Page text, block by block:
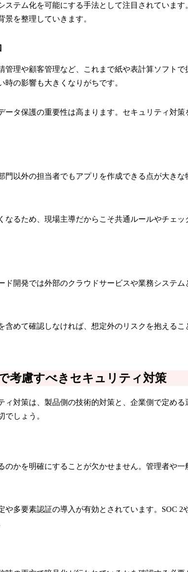
ステム化を可能にする手法として注目されていま
を整理していきます。
管理や顧客管理など、これまで紙や表計算ソフト
の影響も大きくなりがちです。
タ保護の重要性は高まります。セキュリティ対
門以外の担当者でもアプリを作成できる点が大き
るため、現場主導だからこそ共通ルールやチェ
開発では外部のクラウドサービスや業務システ
めて確認しなければ、想定外のリスクを抱える
考慮すべきセキュリティ対策
ィ対策は、製品側の技術的対策と、企業側で定め
しょう。
かを明確にすることが欠かせません。管理者や
多要素認証の導入が有効とされています。SOC